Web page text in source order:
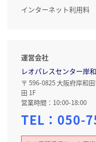
インターネット利用料
運営会社
レオパレスセンター岸
〒 596-0825 大阪府岸和
田 1F
営業時間：10:00-18:00
TEL： 050-